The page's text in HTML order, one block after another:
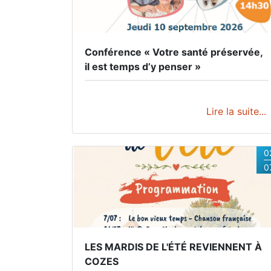
Conférence « Votre santé préservée,
il est temps d’y penser »
Lire la suite...
LES MARDIS DE L'ÉTÉ REVIENNENT À
COZES